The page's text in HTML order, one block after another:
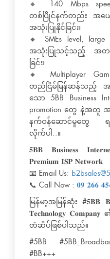
🔸 140 Mbps
တစ်ပြိုင်နက်တည်း အယ
အသုံးပြုနိုင်ခြင်း၊
🔸 SMEs level, large
အသုံးပြုသင့်သည့် အတန်
ခြင်း၊
🔸 Multiplayer
တည်ငြိမ်မြန်ဆန်သည့် အ
သော 5BB Business
promotion တွေ နဲ့အတူ
နက်ဝန်ဆောင်မှုတွ
လိုက်ပါ..။
𝟓𝐁𝐁 𝐁𝐮𝐬𝐢𝐧𝐞𝐬𝐬
𝐏𝐫𝐞𝐦𝐢𝐮𝐦 𝐈𝐒𝐏 𝐍𝐞𝐭𝐰𝐨𝐫𝐤
📧 Email Us:
📞 Call Now : 𝟎𝟗 𝟐𝟔𝟔
မြန်မာ့အမြန်ဆုံး #𝟓𝐁𝐁
𝐓𝐞𝐜𝐡𝐧𝐨𝐥𝐨𝐠𝐲
တံဆိပ်ဖြစ်ပါသည်။
#5BB
#BB+++